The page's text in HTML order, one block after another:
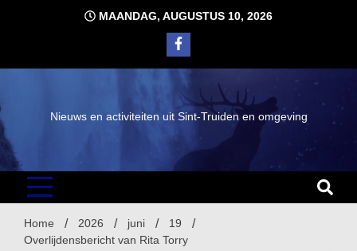
MAANDAG, AUGUSTUS 10, 2026
Nieuws en activiteiten uit Sint-Truiden en omgeving
Home 2026 juni
19
Overlijdensbericht van Rita Torry